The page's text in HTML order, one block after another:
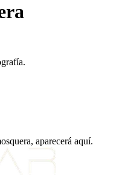
aparecerá aquí.